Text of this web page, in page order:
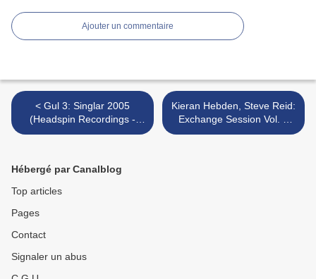
Ajouter un commentaire
< Gul 3: Singlar 2005
(Headspin Recordings -
2005)
Kieran Hebden, Steve Reid:
Exchange Session Vol. 1
(Domino - 2006) >
Hébergé par Canalblog
Top articles
Pages
Contact
Signaler un abus